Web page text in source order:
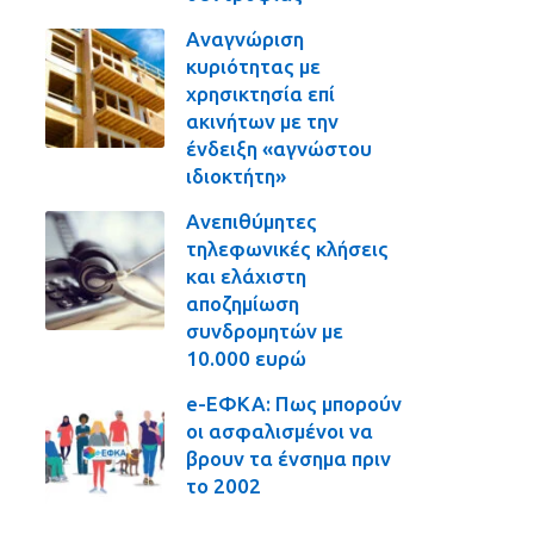
Αναγνώριση
κυριότητας με
χρησικτησία επί
ακινήτων με την
ένδειξη «αγνώστου
ιδιοκτήτη»
Ανεπιθύμητες
τηλεφωνικές κλήσεις
και ελάχιστη
αποζημίωση
συνδρομητών με
10.000 ευρώ
e-ΕΦΚΑ: Πως μπορούν
οι ασφαλισμένοι να
βρουν τα ένσημα πριν
το 2002